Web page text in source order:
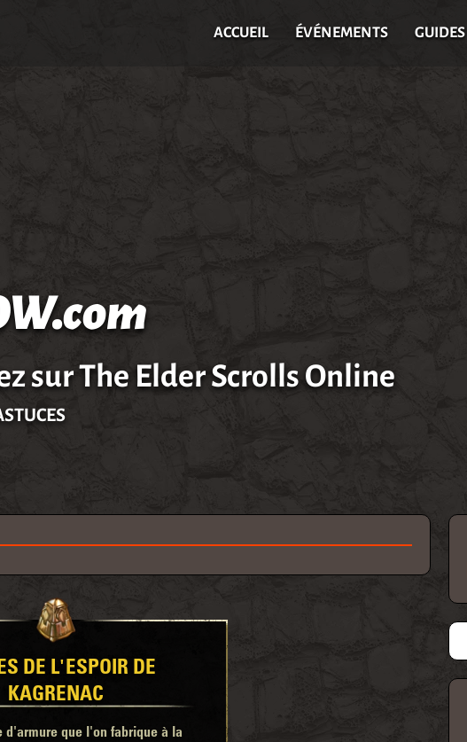
ACCUEIL ÉVÉNEMENTS GUIDES
sur The Elder Scrolls Online
DE L'ESPOIR DE
KAGRENAC
d'armure que l'on fabrique à la